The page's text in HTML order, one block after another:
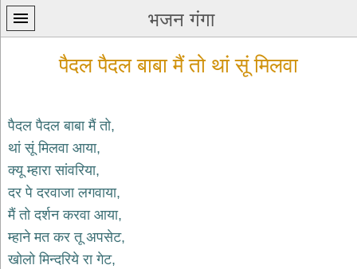
भजन गंगा
प्रथम
पन्ना
home
कृष्ण
भजन
krishna
bhajans
पैदल पैदल बाबा मैं तो थां सूं मिलवा
पैदल पैदल बाबा मैं तो,
थां सूं मिलवा आया,
क्यू म्हारा सांवरिया,
दर पे दरवाजा लगवाया,
मैं तो दर्शन करवा आया,
म्हाने मत कर तू अपसेट,
खोलो मिन्दरिये रा गेट,